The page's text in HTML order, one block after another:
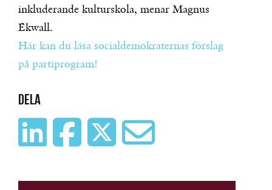
inkluderande kulturskola, menar Magnus
Ekwall.
Här kan du läsa socialdemokraternas förslag
på partiprogram!
Dela